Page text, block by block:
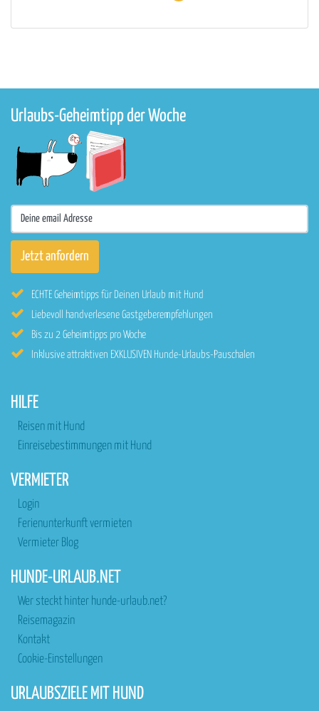
Urlaubs-Geheimtipp der Woche
ECHTE Geheimtipps für Deinen Urlaub mit Hund
Liebevoll handverlesene Gastgeberempfehlungen
Bis zu 2 Geheimtipps pro Woche
Inklusive attraktiven EXKLUSIVEN Hunde-Urlaubs-Pauschalen
HILFE
Reisen mit Hund
Einreisebestimmungen mit Hund
VERMIETER
Login
Ferienunterkunft vermieten
Vermieter Blog
HUNDE-URLAUB.NET
Wer steckt hinter hunde-urlaub.net?
Reisemagazin
Kontakt
Cookie-Einstellungen
URLAUBSZIELE MIT HUND